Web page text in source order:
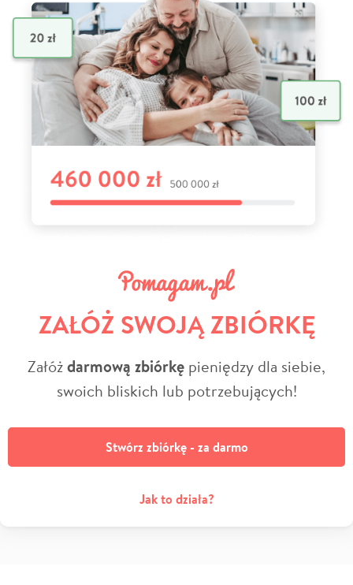
ZAŁÓŻ SWOJĄ ZBIÓRKĘ
Załóżdarmową zbiórkę pieniędzy dla siebie,
swoich bliskich lub potrzebujących!
Stwórz zbiórkę - za darmo
Jak to działa?